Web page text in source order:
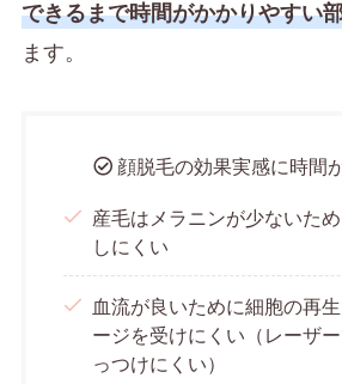
できるまで時間がかかりやすい
ます。
顔脱毛の効果実感に時間
産毛はメラニンが少ないた
しにくい
血流が良いために細胞の再
ージを受けにくい（レーザ
っつけにくい）